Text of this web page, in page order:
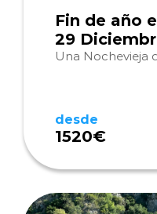
Fin de año
29
Una Nochevieja
desde
1520€